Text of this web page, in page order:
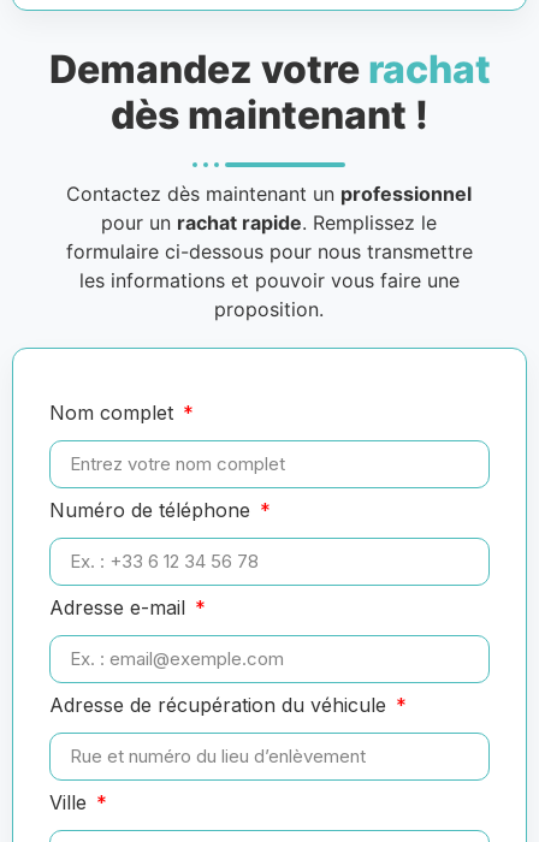
Demandez votre rachat
dès maintenant !
Contactez dès maintenant un professionnel
pour un rachat rapide. Remplissez le
formulaire ci-dessous pour nous transmettre
les informations et pouvoir vous faire une
proposition.
Nom complet
Numéro de téléphone
Adresse e-mail
Adresse de récupération du véhicule
Ville